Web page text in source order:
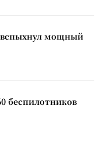
вспыхнул мощный
беспилотников